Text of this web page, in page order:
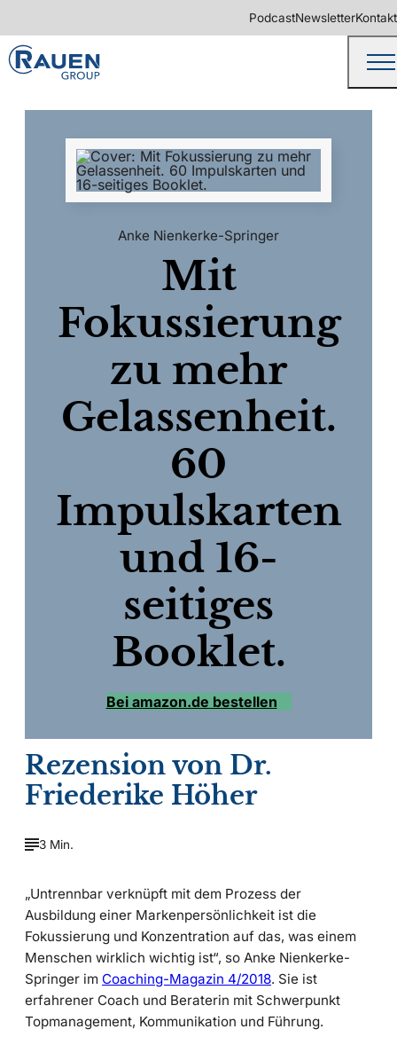
PodcastNewsletterKontakt
Anke Nienkerke-Springer
Mit
Fokussierung
zu mehr
Gelassenheit.
60
Impulskarten
und 16-
seitiges
Booklet.
Bei amazon.de bestellen
Rezension von Dr.
Friederike Höher
3 Min.
„Untrennbar verknüpft mit dem Prozess der
Ausbildung einer Markenpersönlichkeit ist die
Fokussierung und Konzentration auf das, was einem
Menschen wirklich wichtig ist“, so Anke Nienkerke-
Springer im Coaching-Magazin 4/2018. Sie ist
erfahrener Coach und Beraterin mit Schwerpunkt
Topmanagement, Kommunikation und Führung.